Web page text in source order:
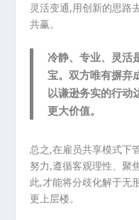
灵活变通,用创新的思路
共赢。
冷静、专业、灵活
宝。双方唯有摒弃
以谦逊务实的行动
更大价值。
总之,在雇员共享模式下
努力,遵循客观理性、聚
此,才能将分歧化解于无
更上层楼。